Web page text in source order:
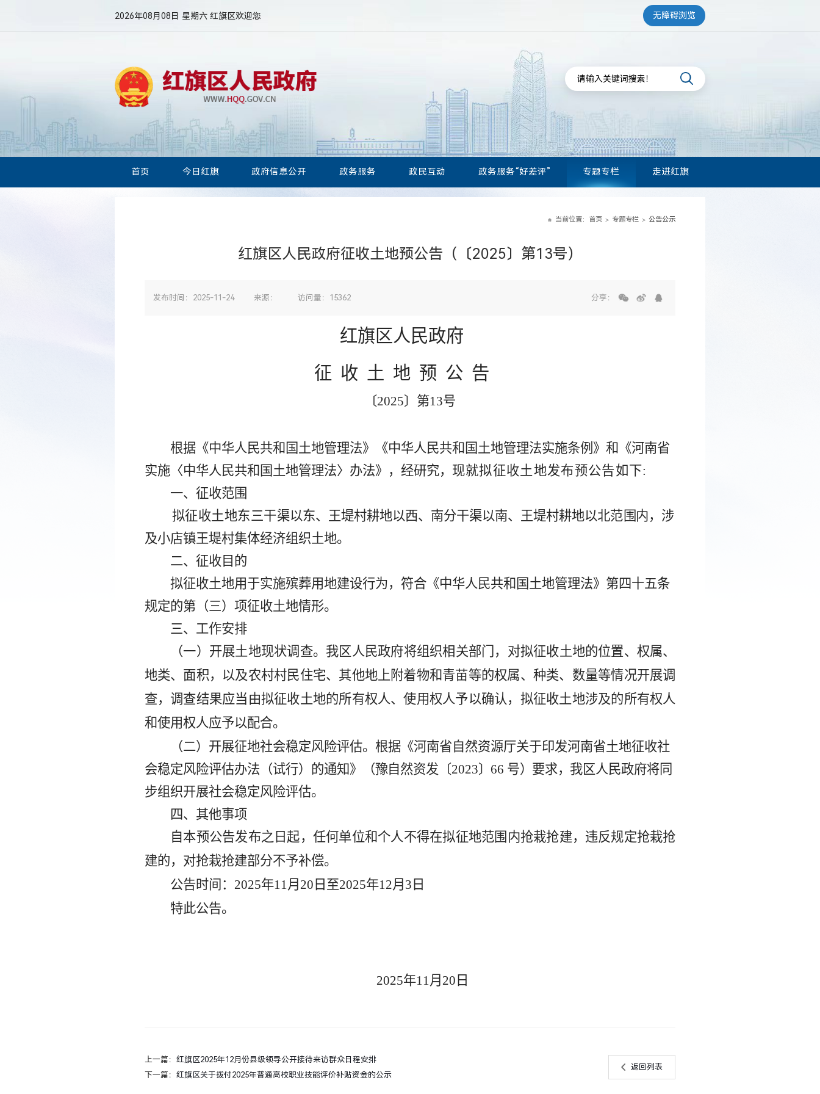
2026年08月08日 星期六 红旗区欢迎您 无障碍浏览
首页 今日红旗 政府信息公开 政务服务 政民互动 政务服务“好差评” 专题专栏 走进红旗
当前位置： 首页 > 专题专栏 > 公告公示
红旗区人民政府征收土地预公告（〔2025〕第13号）
发布时间：2025-11-24 来源： 访问量：15362 分享：
红旗区人民政府
征 收 土 地 预 公 告
〔2025〕第13号
根据《中华人民共和国土地管理法》《中华人民共和国土地管理法实施条例》和《河南省
实施〈中华人民共和国土地管理法〉 办法》，经研究， 现就拟征收土地发布预公告如下:
一、征收范围
拟征收土地东三干渠以东、 王堤村耕地以西、 南分干渠以南、 王堤村耕地以北范 围 内，涉
及小店镇王堤村集体经济组织土地。
二、征收目的
拟征收土地用于实施殡葬用地建设行为，符合《中华人民共和国土地管理法》第四十五条
规定的第（三）项征收土地情形。
三、工作安排
（一）开展土地现状调查。 我区人民政府将组织相关部门，对拟征收土地的位置、权属、
地类、面积，以及农村村民住宅、其他地上附着物和青苗等的权属、种类、数量等情况开展调
查，调查结果应当由拟征收土地的所有权人、使用权人予以确认，拟征收土地涉及的所有权人
和使用权人应予以配合。
（二）开展征地社会稳定风险评估。 根据《河南省自然资源厅关于印发河南省土地征收社
会稳定风险评估办法（试行）的通知》（豫自然资发〔2023〕 66 号） 要求， 我区人民政府将同
步组织开展社会稳定风险评估。
四、其他事项
自本预公告发布之日起，任何单位和个人不得在拟征地范围内抢栽抢建，违反规定抢栽抢
建的，对抢栽抢建部分不予补偿。
公告时间： 2025年11月 20 日至2025年12月 3 日
特此公告。
2025年11月 20 日
上一篇： 红旗区2025年12月份县级领导公开接待来访群众日程安排
下一篇： 红旗区关于拨付2025年普通高校职业技能评价补贴资金的公示
返回列表